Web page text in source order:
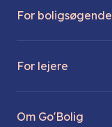
For boligsøgende
For lejere
Om Go'Bolig